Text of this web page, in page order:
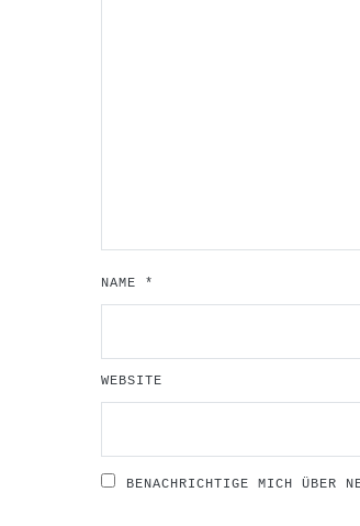
NAME *
WEBSITE
BENACHRICHTIGE MICH ÜBER